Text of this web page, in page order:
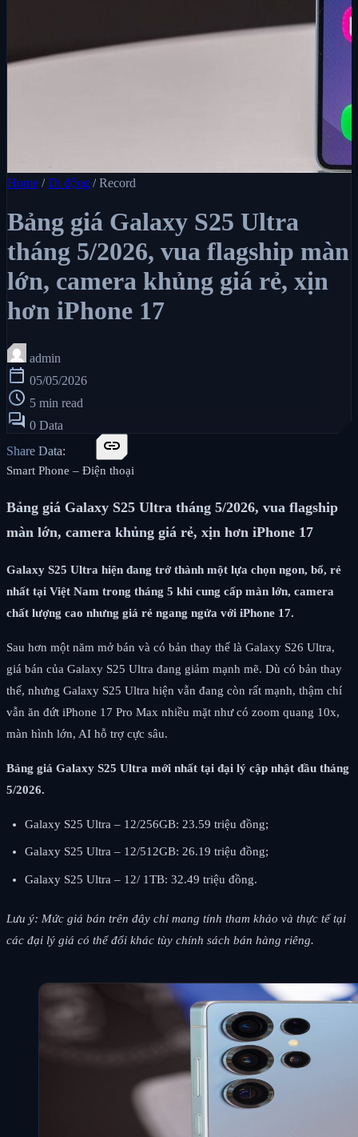
Home / Di động / Record
Bảng giá Galaxy S25 Ultra
tháng 5/2026, vua flagship màn
lớn, camera khủng giá rẻ, xịn
hơn iPhone 17
admin
calendar_today 05/05/2026
schedule 5 min read
forum 0 Data
Share Data:
link
Smart Phone – Điện thoại
Bảng giá Galaxy S25 Ultra tháng 5/2026, vua flagship
màn lớn, camera khủng giá rẻ, xịn hơn iPhone 17
Galaxy S25 Ultra hiện đang trở thành một lựa chọn ngon, bổ, rẻ
nhất tại Việt Nam trong tháng 5 khi cung cấp màn lớn, camera
chất lượng cao nhưng giá rẻ ngang ngửa với iPhone 17.
Sau hơn một năm mở bán và có bản thay thế là Galaxy S26 Ultra,
giá bán của Galaxy S25 Ultra đang giảm mạnh mẽ. Dù có bản thay
thế, nhưng Galaxy S25 Ultra hiện vẫn đang còn rất mạnh, thậm chí
vẫn ăn đứt iPhone 17 Pro Max nhiều mặt như có zoom quang 10x,
màn hình lớn, AI hỗ trợ cực sâu.
Bảng giá Galaxy S25 Ultra mới nhất tại đại lý cập nhật đầu tháng
5/2026.
Galaxy S25 Ultra – 12/256GB: 23.59 triệu đồng;
Galaxy S25 Ultra – 12/512GB: 26.19 triệu đồng;
Galaxy S25 Ultra – 12/ 1TB: 32.49 triệu đồng.
Lưu ý: Mức giá bán trên đây chỉ mang tính tham khảo và thực tế tại
các đại lý giá có thể đổi khác tùy chính sách bán hàng riêng.